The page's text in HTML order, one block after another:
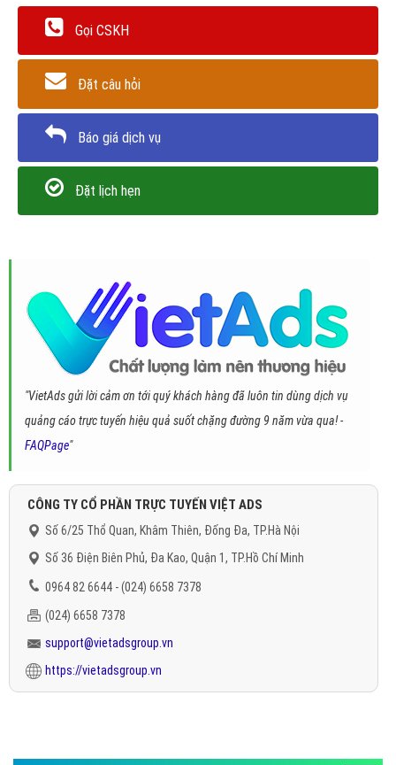
Gọi CSKH
Đặt câu hỏi
Báo giá dịch vụ
Đặt lịch hẹn
"VietAds gửi lời cảm ơn tới quý khách hàng đã luôn tin dùng dịch vụ
quảng cáo trực tuyến hiệu quả suốt chặng đường 9 năm vừa qua! -
FAQPage"
CÔNG TY CỔ PHẦN TRỰC TUYẾN VIỆT ADS
Số 6/25 Thổ Quan, Khâm Thiên, Đống Đa, TP.Hà Nội
Số 36 Điện Biên Phủ, Đa Kao, Quận 1, TP.Hồ Chí Minh
0964 82 6644 - (024) 6658 7378
(024) 6658 7378
support@vietadsgroup.vn
https://vietadsgroup.vn